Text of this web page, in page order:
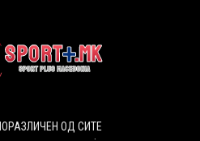
ПОРАЗЛИЧЕН ОД СИТЕ